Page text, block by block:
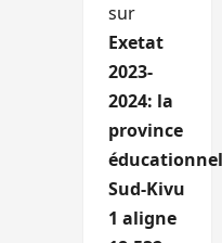
sur
Exetat
2023-
2024: la
province
Sud-Kivu
1 aligne